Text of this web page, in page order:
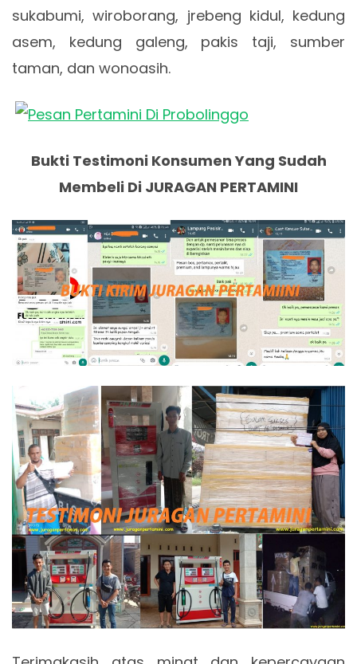
sukabumi, wiroborang, jrebeng kidul, kedung
asem, kedung galeng, pakis taji, sumber
taman, dan wonoasih.
Bukti Testimoni Konsumen Yang Sudah
Membeli Di JURAGAN PERTAMINI